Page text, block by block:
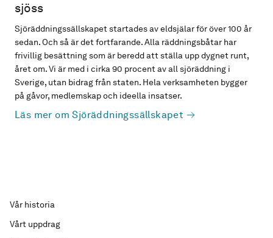
sjöss
Sjöräddningssällskapet startades av eldsjälar för över 100 år
sedan. Och så är det fortfarande. Alla räddningsbåtar har
frivillig besättning som är beredd att ställa upp dygnet runt,
året om. Vi är med i cirka 90 procent av all sjöräddning i
Sverige, utan bidrag från staten. Hela verksamheten bygger
på gåvor, medlemskap och ideella insatser.
Läs mer om Sjöräddningssällskapet
Vår historia
Vårt uppdrag